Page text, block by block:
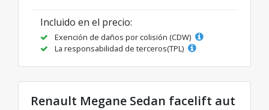
Incluido en el precio:
Exención de daños por colisión (CDW)
La responsabilidad de terceros(TPL)
Renault Megane Sedan facelift aut